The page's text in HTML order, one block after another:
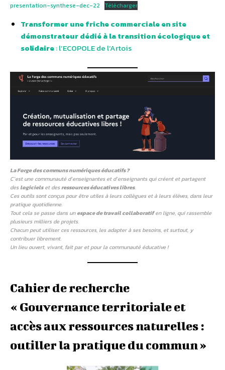
presentation-synthese-dec-22 Télécharger
Transformer une friche commerciale en site
démonstrateur dédié à la transition écologique et
solidaire: l’ECOPOLE de l’Artois
La Forge des communs numériques éducatifs ?
C’est une communauté d’enseignantes et d’enseignants qui créent et partagent
deslogicielset desressources éducatives libres.
Ces outils sont conçus pour être utiles à leurs collègues et à leurs élèves, dans leur
pratique quotidienne.
Tout cela se passe dans unespace de travail collaboratifen ligne, qui rassemble
plusieurs milliers de projets.
Chacun peut utiliser ces ressources, les adapter à ses besoins, et surtout, y
contribuer librement.
Un lieu ouvert, vivant, fait par et pour la communauté éducative !
Cahier de recherche
« Gouvernance territoriale et
accès aux ressources naturelles :
outiller la pratique du commun »